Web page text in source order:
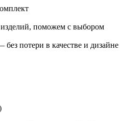
поможем с выбором
потери в качестве и дизайне